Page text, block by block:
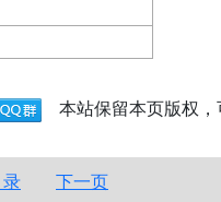
本站保留本页版权，
下一页